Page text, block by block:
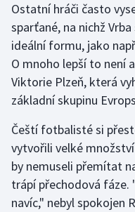
Plavání
Plážový volejbal
Ragby
Rychlobruslení
Rychlostní kanoistika
Short track
Ostatní hráči často
sparťané, na nichž
ideální formu, jako
O mnoho lepší to není
Viktorie Plzeň, která
základní skupinu
Čeští fotbalisté si
vytvořili velké
by nemuseli přemítat
trápí přechodová
navíc," nebyl spokojen